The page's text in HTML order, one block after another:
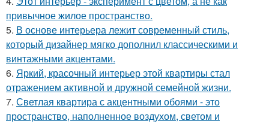
привычное жилое пространство.
5. В основе интерьера лежит современный стиль,
который дизайнер мягко дополнил классическими и
винтажными акцентами.
6. Яркий, красочный интерьер этой квартиры стал
отражением активной и дружной семейной жизни.
7. Светлая квартира с акцентными обоями - это
пространство, наполненное воздухом, светом и